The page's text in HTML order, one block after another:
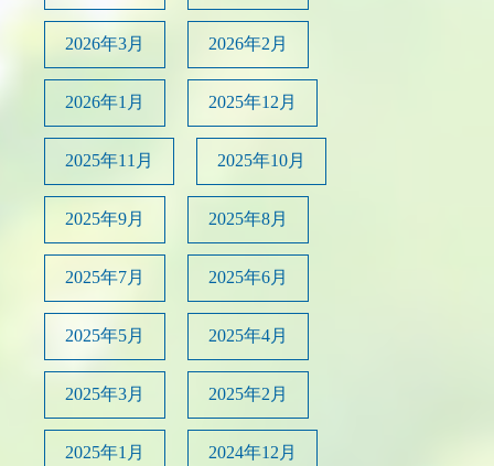
2026年3月 2026年2月
2026年1月 2025年12月
2025年11月 2025年10月
2025年9月 2025年8月
2025年7月 2025年6月
2025年5月 2025年4月
2025年3月 2025年2月
2025年1月 2024年12月